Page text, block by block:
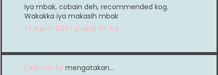
Iya mbak, cobain deh, recommended kog.
Wakakka iya makasih mbak
17 April 2017 pukul 01.52
Febrianty mengatakan…